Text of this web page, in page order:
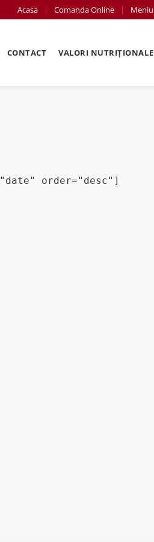
Acasa Comanda Online Meniu
CONTACT VALORI NUTRIȚIONALE